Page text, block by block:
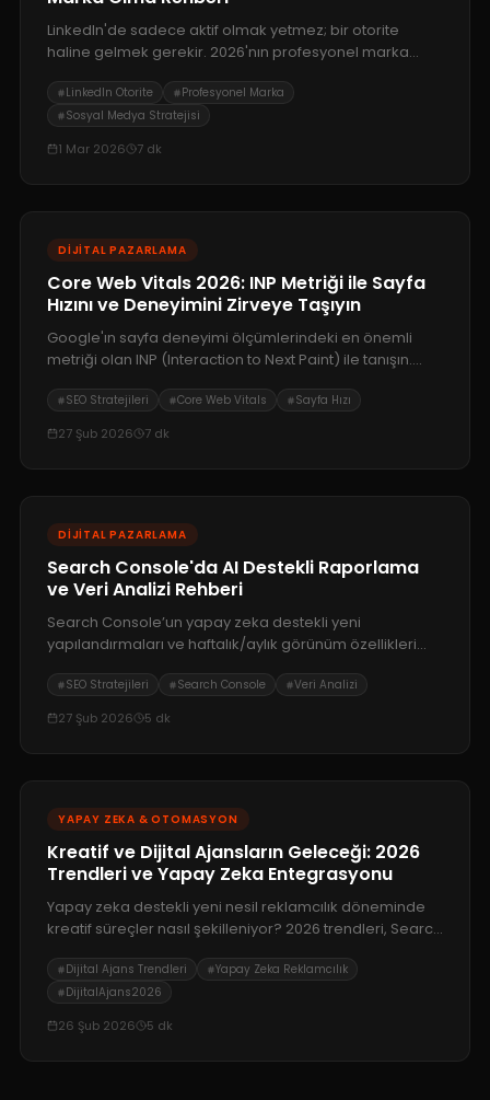
LinkedIn'de sadece aktif olmak yetmez; bir otorite
haline gelmek gerekir. 2026'nın profesyonel marka
sosyal medya entegrasyonu ile LinkedIn stratejinizi
dijital ajans vizyonuyla şekillendirin.
LinkedIn Otorite
Profesyonel Marka
Sosyal Medya Stratejisi
1 Mar 2026 7dk
DIJITAL PAZARLAMA
Core Web Vitals 2026: INP Metriği ile Sayfa
Hızını ve Deneyimini Zirveye Taşıyın
Google'ın sayfa deneyimi ölçümlerindeki en önemli
metriği olan INP (Interaction to Next Paint) ile tanışın.
bağlılığını ve arama sıralamalarınızı nasıl artıracağınızı
keşfedin.
SEO Stratejileri Core Web Vitals Sayfa Hızı
27 Şub 2026 7dk
DIJITAL PAZARLAMA
Search Console'da AI Destekli Raporlama
ve Veri Analizi Rehberi
Search Console’un yapay zeka destekli yeni
yapılandırmaları ve haftalık/aylık görünüm özellikleri
nasıl optimize edeceğinizi keşfedin.
SEO Stratejileri Search Console Veri Analizi
27 Şub 2026 5 dk
YAPAY ZEKA & OTOMASYON
Kreatif ve Dijital Ajansların Geleceği: 2026
Trendleri ve Yapay Zeka Entegrasyonu
Yapay zeka destekli yeni nesil reklamcılık döneminde
kreatif süreçler nasıl şekilleniyor? 2026 trendleri, Search
dijital ajans modeli.
Dijital Ajans Trendleri
Yapay Zeka Reklamcılık
DijitalAjans2026
26 Şub 2026 5 dk